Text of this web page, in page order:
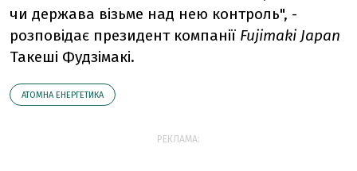
чи держава візьме над нею контроль", -
розповідає президент компанії Fujimaki Japan
Такеші Фудзімакі.
АТОМНА ЕНЕРГЕТИКА
РЕКЛАМА: